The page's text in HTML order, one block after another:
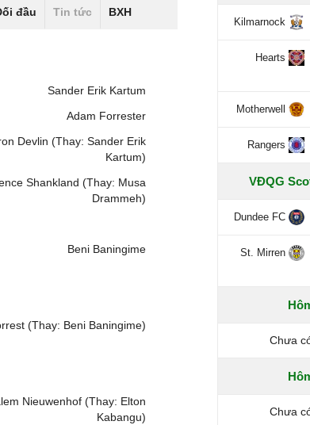
đầu Tin tức BXH
Sander Erik Kartum
Adam Forrester
Devlin (Thay: Sander Erik
Kartum)
Shankland (Thay: Musa
Drammeh)
Beni Baningime
(Thay: Beni Baningime)
Nieuwenhof (Thay: Elton
Kabangu)
Kilmarnock
Hearts
Motherwell
Rangers
VĐQG
Dundee FC
St. Mirren
Chưa
Chưa